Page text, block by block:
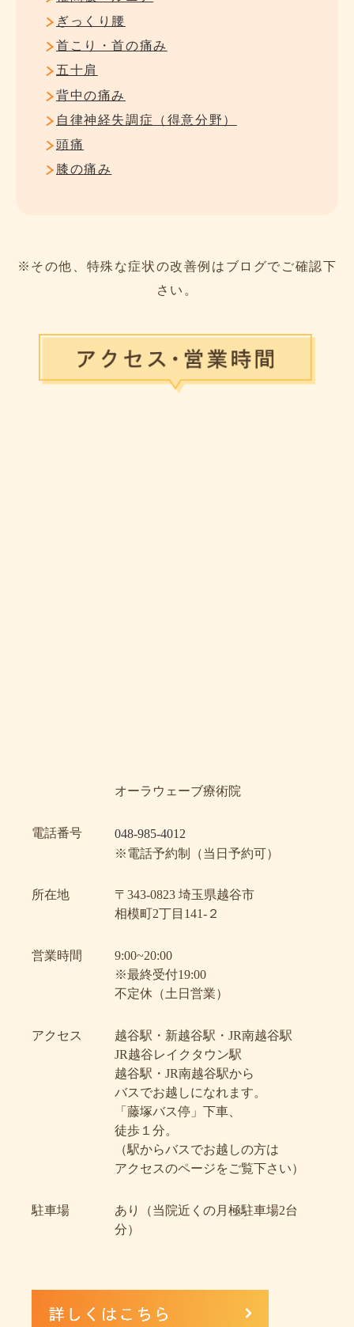
ぎっくり腰
首こり・首の痛み
五十肩
背中の痛み
自律神経失調症（得意分野）
頭痛
膝の痛み
※その他、特殊な症状の改善例はブログでご確認下
さい。
オーラウェーブ療術院
電話番号
048-985-4012
※電話予約制（当日予約可）
所在地
〒343-0823 埼玉県越谷市
相模町2丁目141-２
営業時間
9:00~20:00
※最終受付19:00
不定休（土日営業）
アクセス
越谷駅・新越谷駅・JR南越谷駅
JR越谷レイクタウン駅
越谷駅・JR南越谷駅から
バスでお越しになれます。
「藤塚バス停」下車、
徒歩１分。
（駅からバスでお越しの方は
アクセスのページをご覧下さい）
駐車場
あり（当院近くの月極駐車場2台
分）